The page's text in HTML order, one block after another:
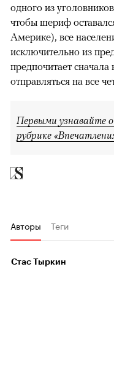
одного из
чтобы шериф
Америке), все
исключительно из
предпочитает
отправляться на все
Первыми узнавайте
рубрике
Авторы Теги
Стас Тыркин